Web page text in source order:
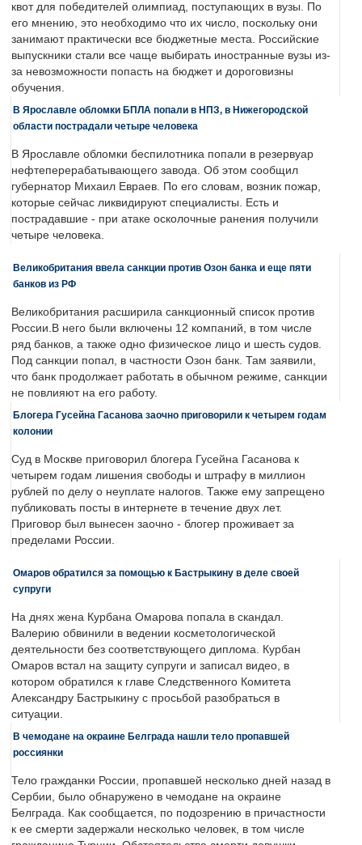
квот для победителей олимпиад, поступающих в вузы. По
его мнению, это необходимо что их число, поскольку они
занимают практически все бюджетные места. Российские
выпускники стали все чаще выбирать иностранные вузы из-
за невозможности попасть на бюджет и дороговизны
обучения.
В Ярославле обломки БПЛА попали в НПЗ, в Нижегородской
области пострадали четыре человека
В Ярославле обломки беспилотника попали в резервуар
нефтеперерабатывающего завода. Об этом сообщил
губернатор Михаил Евраев. По его словам, возник пожар,
которые сейчас ликвидируют специалисты. Есть и
пострадавшие - при атаке осколочные ранения получили
четыре человека.
Великобритания ввела санкции против Озон банка и еще пяти
банков из РФ
Великобритания расширила санкционный список против
России.В него были включены 12 компаний, в том числе
ряд банков, а также одно физическое лицо и шесть судов.
Под санкции попал, в частности Озон банк. Там заявили,
что банк продолжает работать в обычном режиме, санкции
не повлияют на его работу.
Блогера Гусейна Гасанова заочно приговорили к четырем годам
колонии
Суд в Москве приговорил блогера Гусейна Гасанова к
четырем годам лишения свободы и штрафу в миллион
рублей по делу о неуплате налогов. Также ему запрещено
публиковать посты в интернете в течение двух лет.
Приговор был вынесен заочно - блогер проживает за
пределами России.
Омаров обратился за помощью к Бастрыкину в деле своей
супруги
На днях жена Курбана Омарова попала в скандал.
Валерию обвинили в ведении косметологической
деятельности без соответствующего диплома. Курбан
Омаров встал на защиту супруги и записал видео, в
котором обратился к главе Следственного Комитета
Александру Бастрыкину с просьбой разобраться в
ситуации.
В чемодане на окраине Белграда нашли тело пропавшей
россиянки
Тело гражданки России, пропавшей несколько дней назад в
Сербии, было обнаружено в чемодане на окраине
Белграда. Как сообщается, по подозрению в причастности
к ее смерти задержали несколько человек, в том числе